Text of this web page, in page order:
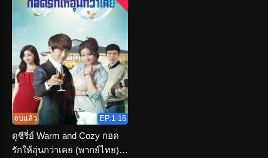
จบแล้ว EP.1-16
ดูซีรี่ย์ Warm and Cozy กอด
รักให้อุ่นกว่าเคย (พากย์ไทย)